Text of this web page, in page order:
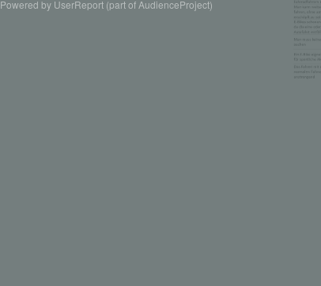
Powered by UserReport (part of AudienceProject)